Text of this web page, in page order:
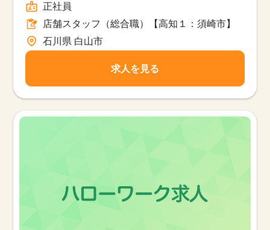
正社員
店舗スタッフ（総合職）【高知１：須崎市】
石川県 白山市
求人を見る